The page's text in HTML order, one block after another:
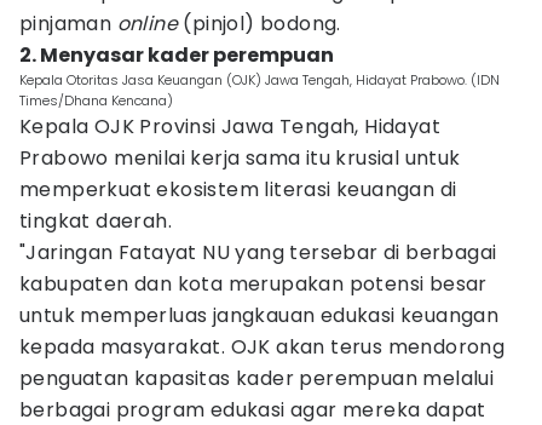
pinjaman online(pinjol) bodong.
2. Menyasar kader perempuan
Kepala Otoritas Jasa Keuangan (OJK) Jawa Tengah, Hidayat Prabowo. (IDN
Times/Dhana Kencana)
Kepala OJK Provinsi Jawa Tengah, Hidayat
Prabowo menilai kerja sama itu krusial untuk
memperkuat ekosistem literasi keuangan di
tingkat daerah.
"Jaringan Fatayat NU yang tersebar di berbagai
kabupaten dan kota merupakan potensi besar
untuk memperluas jangkauan edukasi keuangan
kepada masyarakat. OJK akan terus mendorong
penguatan kapasitas kader perempuan melalui
berbagai program edukasi agar mereka dapat